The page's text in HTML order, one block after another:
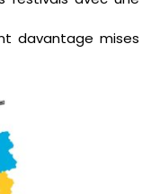
davantage mises